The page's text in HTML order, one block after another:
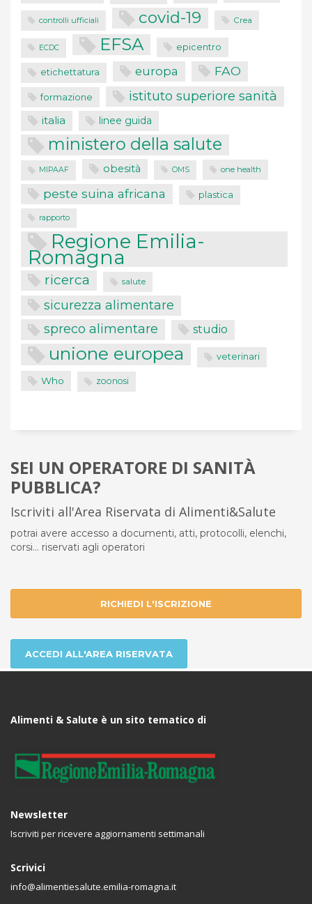
controlli ufficiali covid-19 Crea
ECDC EFSA epicentro
etichettatura europa FAO
formazione istituto superiore sanità
italia linee guida
ministero della salute
MIPAAF obesità OMS one health
peste suina africana plastica
rapporto
Regione Emilia-
Romagna
ricerca salute
sicurezza alimentare
spreco alimentare studio
unione europea veterinari
Who zoonosi
SEI UN OPERATORE DI SANITÀ
PUBBLICA?
Iscriviti all'Area Riservata di Alimenti&Salute
potrai avere accesso a documenti, atti, protocolli, elenchi,
corsi... riservati agli operatori
RICHIEDI L'ISCRIZIONE
ACCEDI ALL'AREA RISERVATA
Alimenti & Salute è un sito tematico di
Newsletter
Iscriviti per ricevere aggiornamenti settimanali
Scrivici
info@alimentiesalute.emilia-romagna.it